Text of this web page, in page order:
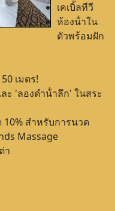
เคเบิ้ลทีวี
ห้องน้ําใน
ตัวพร้อมฝัก
เมตร!
ะ 'ลองดําน้ําลึก' ในสระ
สําหรับการนวด
Massage
า